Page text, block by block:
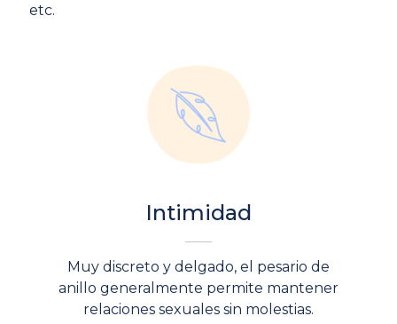
etc.
Intimidad
Muy discreto y delgado, el pesario de
anillo generalmente permite mantener
relaciones sexuales sin molestias.